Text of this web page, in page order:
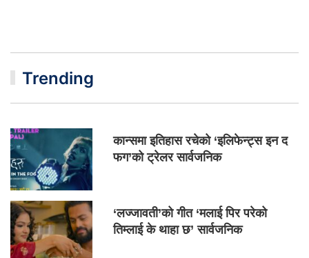
Trending
कान्समा इतिहास रचेको ‘इलिफेन्ट्स इन द
फग’को ट्रेलर सार्वजनिक
‘लज्जावती’को गीत ‘मलाई पिर परेको
तिम्लाई के थाहा छ’ सार्वजनिक